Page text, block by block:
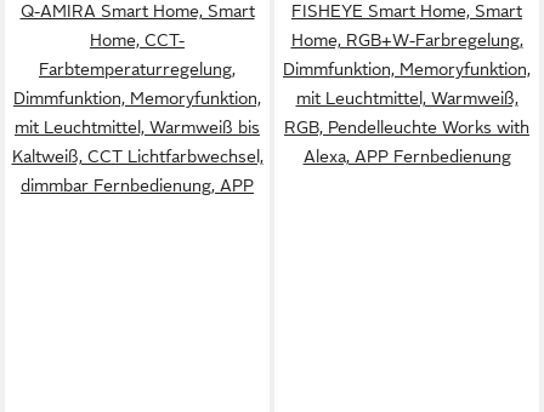
Q-AMIRA Smart Home, Smart
Home, CCT-
Farbtemperaturregelung,
Dimmfunktion, Memoryfunktion,
mit Leuchtmittel, Warmweiß bis
Kaltweiß, CCT Lichtfarbwechsel,
dimmbar Fernbedienung, APP
FISHEYE Smart Home, Smart
Home, RGB+W-Farbregelung,
Dimmfunktion, Memoryfunktion,
mit Leuchtmittel, Warmweiß,
RGB, Pendelleuchte Works with
Alexa, APP Fernbedienung